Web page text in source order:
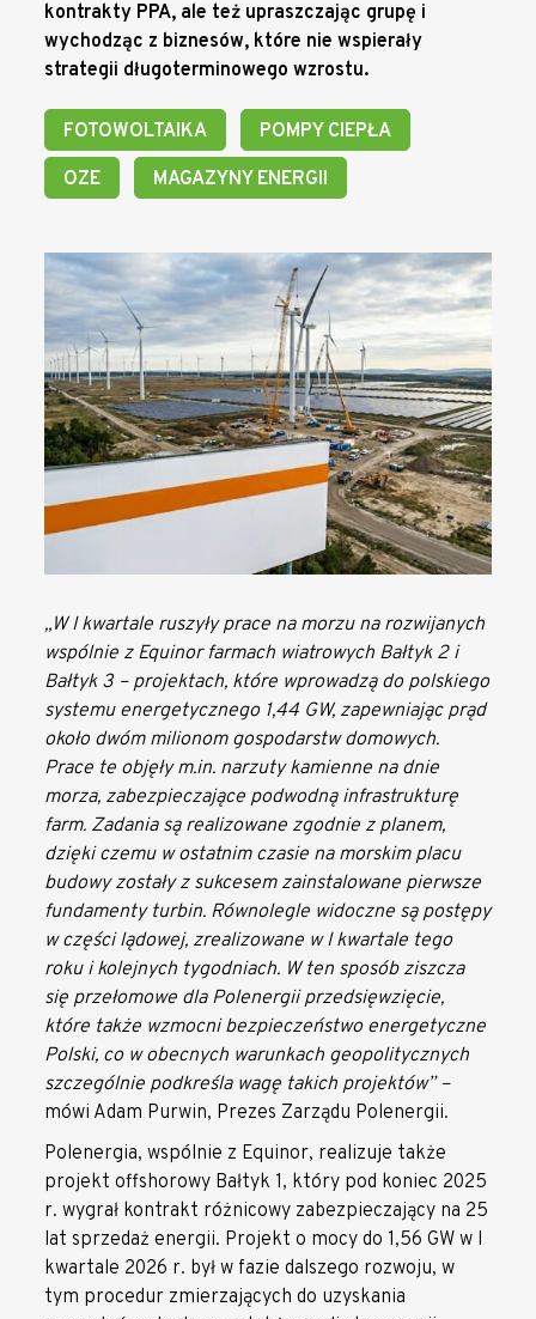
kontrakty PPA, ale też upraszczając grupę i
wychodząc z biznesów, które nie wspierały
strategii długoterminowego wzrostu.
FOTOWOLTAIKA
POMPY CIEPŁA
OZE
MAGAZYNY ENERGII
„W I kwartale ruszyły prace na morzu na rozwijanych
wspólnie z Equinor farmach wiatrowych Bałtyk 2 i
Bałtyk 3 – projektach, które wprowadzą do polskiego
systemu energetycznego 1,44 GW, zapewniając prąd
około dwóm milionom gospodarstw domowych.
Prace te objęły m.in. narzuty kamienne na dnie
morza, zabezpieczające podwodną infrastrukturę
farm. Zadania są realizowane zgodnie z planem,
dzięki czemu w ostatnim czasie na morskim placu
budowy zostały z sukcesem zainstalowane pierwsze
fundamenty turbin. Równolegle widoczne są postępy
w części lądowej, zrealizowane w I kwartale tego
roku i kolejnych tygodniach. W ten sposób ziszcza
się przełomowe dla Polenergii przedsięwzięcie,
które także wzmocni bezpieczeństwo energetyczne
Polski, co w obecnych warunkach geopolitycznych
szczególnie podkreśla wagę takich projektów” –
mówi Adam Purwin, Prezes Zarządu Polenergii.
Polenergia, wspólnie z Equinor, realizuje także
projekt offshorowy Bałtyk 1, który pod koniec 2025
r. wygrał kontrakt różnicowy zabezpieczający na 25
lat sprzedaż energii. Projekt o mocy do 1,56 GW w I
kwartale 2026 r. był w fazie dalszego rozwoju, w
tym procedur zmierzających do uzyskania